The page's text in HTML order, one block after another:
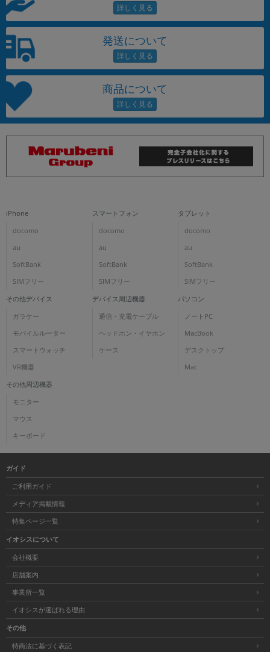
発送について
商品について
iPhone
docomo
au
SoftBank
SIMフリー
スマートフォン
docomo
au
SoftBank
SIMフリー
タブレット
docomo
au
SoftBank
SIMフリー
その他デバイス
ガラケー
モバイルルーター
スマートウォッチ
VR機器
デバイス周辺機器
通信・充電ケーブル
ヘッドホン・イヤホン
ケース
パソコン
ノートPC
MacBook
デスクトップ
Mac
その他周辺機器
モニター
マウス
キーボード
ガイド
ご利用ガイド
メディア掲載情報
特集ページ一覧
イオシスについて
会社概要
店舗案内
事業所一覧
イオシスが選ばれる理由
その他
特商法に基づく表記